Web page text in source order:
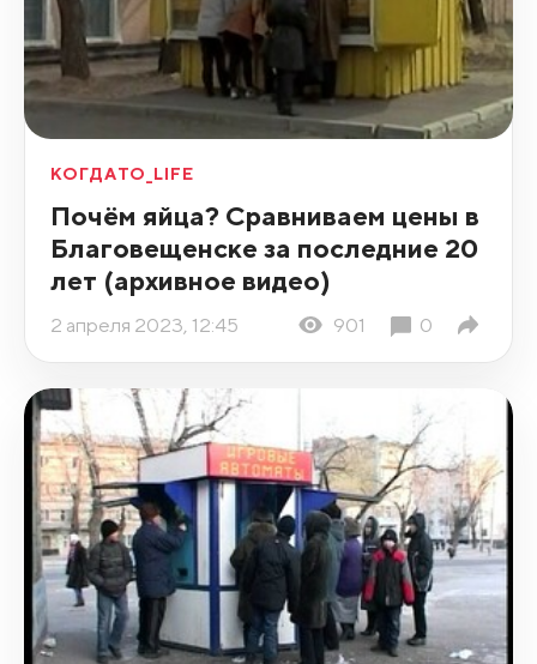
КОГДАТО_LIFE
Почём яйца? Сравниваем цены в
Благовещенске за последние 20
лет (архивное видео)
2 апреля 2023, 12:45 901 0